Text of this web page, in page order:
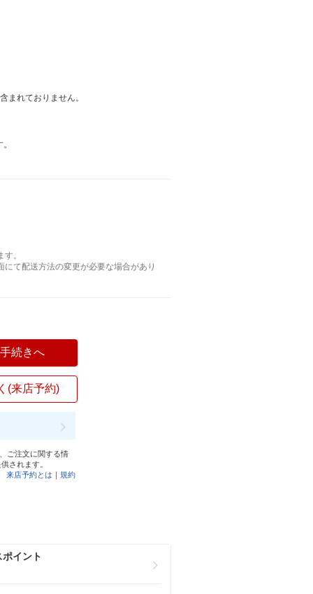
まれておりません。
。
て配送方法の変更が必要な場合があり
続きへ
(来店予約)
ご注文に関する情
されます。
来店予約とは ｜規約
イント